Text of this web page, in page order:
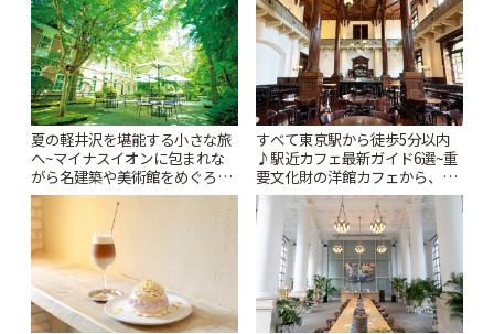
夏の軽井沢を堪能する小さな旅
へ~マイナスイオンに包まれな
がら名建築や美術館をめぐろう
~ | ことりっぷ
すべて東京駅から徒歩5分以内
♪駅近カフェ最新ガイド6選~重
要文化財の洋館カフェから、改
札すぐのレトロ喫茶まで~ | こと
りっぷ